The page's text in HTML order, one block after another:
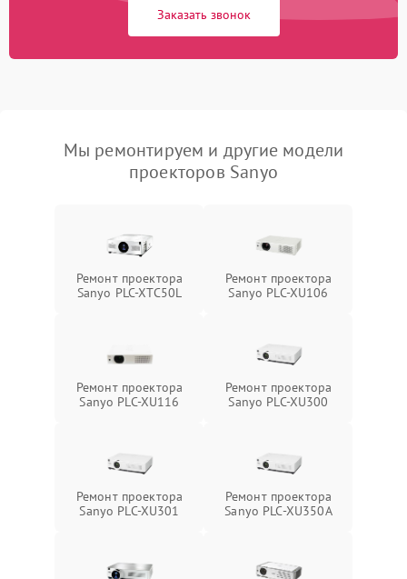
Заказать звонок
Мы ремонтируем и другие модели
проекторов Sanyo
Ремонт проектора
Sanyo PLC-XTC50L
Ремонт проектора
Sanyo PLC-XU106
Ремонт проектора
Sanyo PLC-XU116
Ремонт проектора
Sanyo PLC-XU300
Ремонт проектора
Sanyo PLC-XU301
Ремонт проектора
Sanyo PLC-XU350A